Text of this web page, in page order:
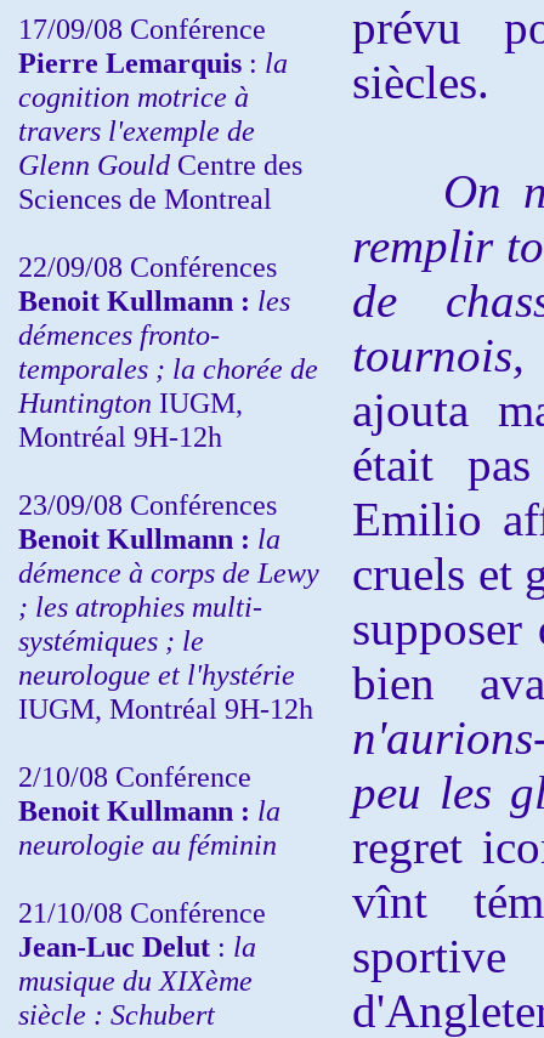
17/09/08 Conférence
Pierre Lemarquis : la
cognition motrice à
travers l'exemple de
Glenn Gould Centre des
Sciences de Montreal
22/09/08 Conférences
Benoit Kullmann : les
démences fronto-
temporales ; la chorée de
Huntington IUGM,
Montréal 9H-12h
23/09/08 Conférences
Benoit Kullmann : la
démence à corps de Lewy
; les atrophies multi-
systémiques ; le
neurologue et l'hystérie
IUGM, Montréal 9H-12h
2/10/08 Conférence
Benoit Kullmann : la
neurologie au féminin
21/10/08 Conférence
Jean-Luc Delut : la
musique du XIXème
siècle : Schubert
prévu
siècles.
On
remplir
de
tournois,
ajouta
était
Emilio
cruels et
supposer
bien
peu les
regret
vînt